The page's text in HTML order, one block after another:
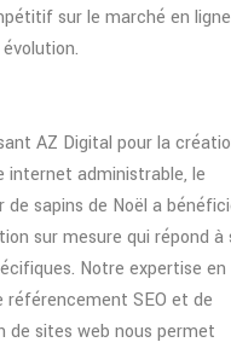
sur le marché en
AZ Digital pour la
internet administrable, le
de sapins de Noël a
sur mesure qui répond à
Notre expertise en
référencement SEO et de
de sites web nous permet